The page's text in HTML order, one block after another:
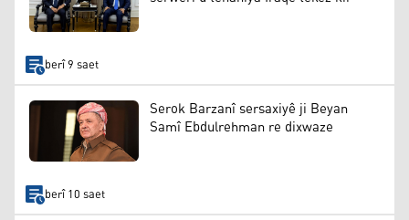
berî 9 saet
Serok Barzanî sersaxiyê ji Beyan
Samî Ebdulrehman re dixwaze
berî 10 saet